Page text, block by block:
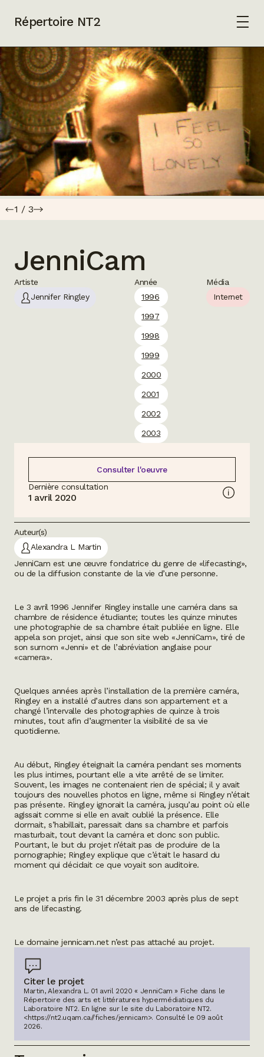
Répertoire NT2
1 / 3
JenniCam
Artiste
Jennifer Ringley
Année
1996
1997
1998
1999
2000
2001
2002
2003
Média
Internet
Consulter l'oeuvre
Dernière consultation
1 avril 2020
Auteur(s)
Alexandra L Martin
JenniCam est une œuvre fondatrice du genre de «lifecasting»,
ou de la diffusion constante de la vie d’une personne.
Le 3 avril 1996 Jennifer Ringley installe une caméra dans sa
chambre de résidence étudiante; toutes les quinze minutes
une photographie de sa chambre était publiée en ligne. Elle
appela son projet, ainsi que son site web «JenniCam», tiré de
son surnom «Jenni» et de l’abréviation anglaise pour
«camera».
Quelques années après l’installation de la première caméra,
Ringley en a installé d’autres dans son appartement et a
changé l’intervalle des photographies de quinze à trois
minutes, tout afin d’augmenter la visibilité de sa vie
quotidienne.
Au début, Ringley éteignait la caméra pendant ses moments
les plus intimes, pourtant elle a vite arrêté de se limiter.
Souvent, les images ne contenaient rien de spécial; il y avait
toujours des nouvelles photos en ligne, même si Ringley n’était
pas présente. Ringley ignorait la caméra, jusqu’au point où elle
agissait comme si elle en avait oublié la présence. Elle
dormait, s’habillait, paressait dans sa chambre et parfois
masturbait, tout devant la caméra et donc son public.
Pourtant, le but du projet n’était pas de produire de la
pornographie; Ringley explique que c’était le hasard du
moment qui décidait ce que voyait son auditoire.
Le projet a pris fin le 31 décembre 2003 après plus de sept
ans de lifecasting.
Le domaine jennicam.net n’est pas attaché au projet.
Citer le projet
Martin, Alexandra L. 01 avril 2020 « JenniCam » Fiche dans le
Répertoire des arts et littératures hypermédiatiques du
Laboratoire NT2. En ligne sur le site du Laboratoire NT2.
<https://nt2.uqam.ca//fiches/jennicam>. Consulté le 09 août
2026.